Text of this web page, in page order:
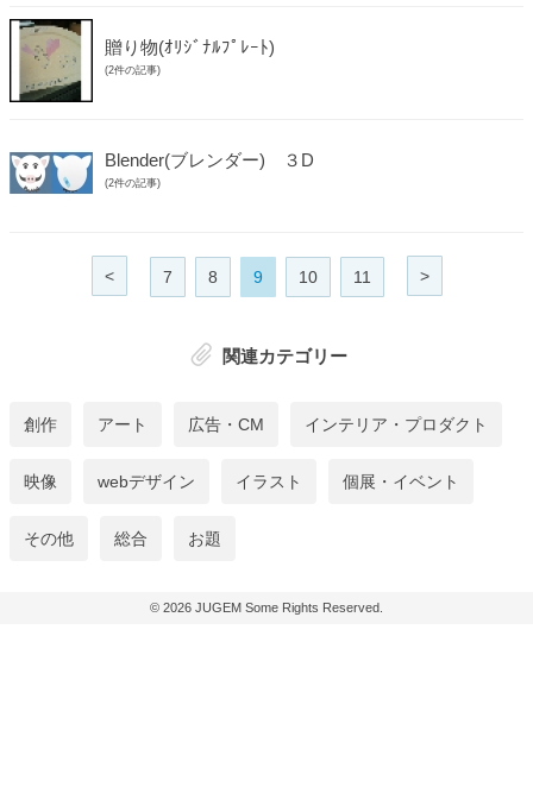
贈り物(ｵﾘｼﾞﾅﾙﾌﾟﾚｰﾄ)
(2件の記事)
Blender(ブレンダー) ３D
(2件の記事)
< 7 8 9 10 11 >
関連カテゴリー
創作 アート 広告・CM インテリア・プロダクト
映像 webデザイン イラスト 個展・イベント
その他 総合 お題
© 2026 JUGEM Some Rights Reserved.